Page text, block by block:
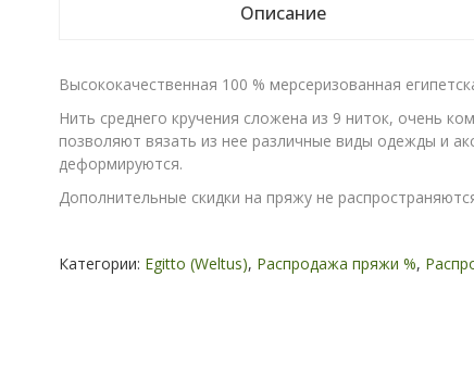
Описание
Высококачественная 100 % мерсеризованная
Нить среднего кручения сложена из 9 ниток, очень
позволяют вязать из нее различные виды одежды и
деформируются.
Дополнительные скидки на пряжу не
Категории: Egitto (Weltus), Распродажа пряжи %,